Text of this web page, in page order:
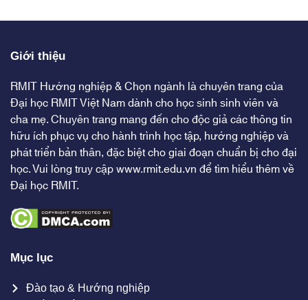
Giới thiệu
RMIT Hướng nghiệp & Chọn ngành là chuyên trang của
Đại học RMIT Việt Nam dành cho học sinh sinh viên và
cha mẹ. Chuyên trang mang đến cho độc giả các thông tin
hữu ích phục vụ cho hành trình học tập, hướng nghiệp và
phát triển bản thân, đặc biệt cho giai đoạn chuẩn bị cho đại
học. Vui lòng truy cậpwww.rmit.edu.vnđể tìm hiểu thêm về
Đại học RMIT.
Mục lục
Đào tạo & Hướng nghiệp